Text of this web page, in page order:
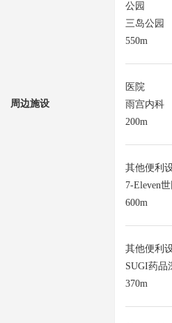
周边施设
公园
三岛公园
550m
医院
雨宫内科
200m
其他便利
7-Eleven
600m
其他便利
SUGI药品
370m